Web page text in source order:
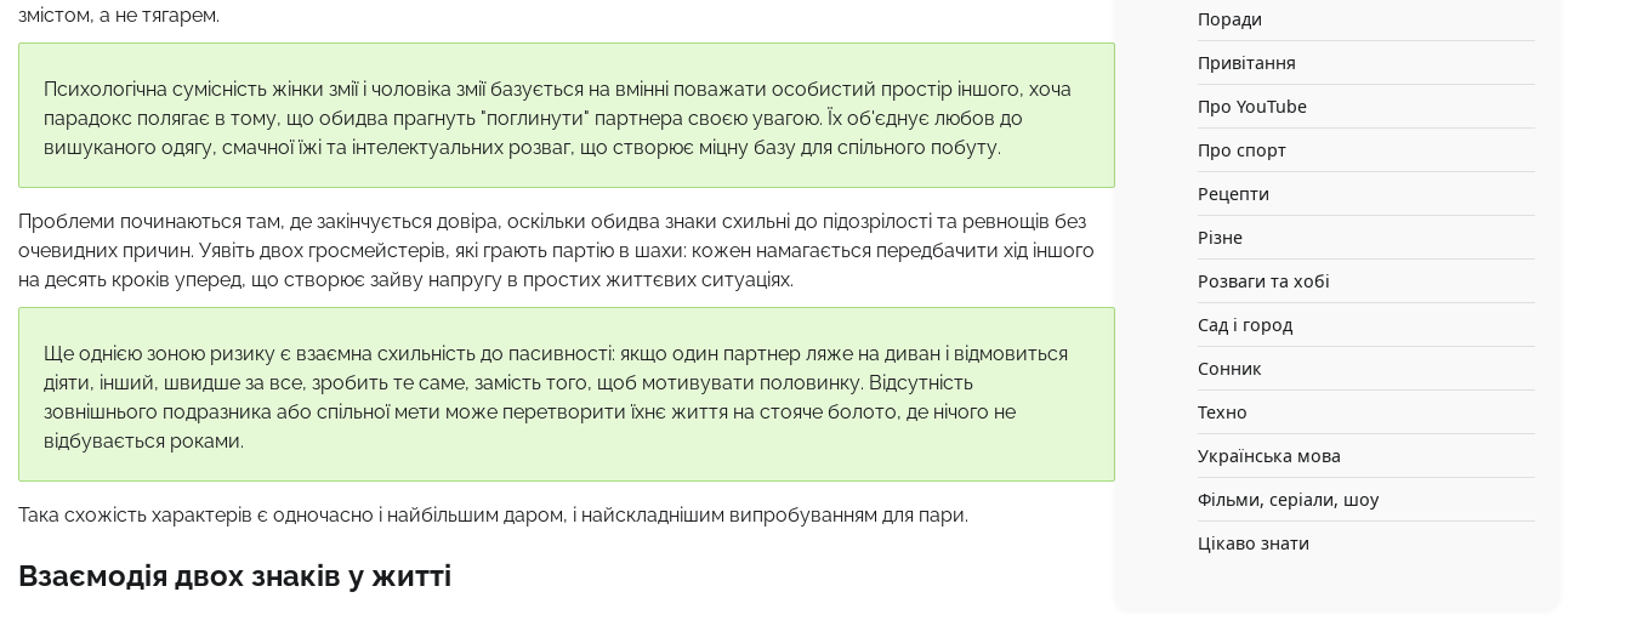
змістом, а не тягарем.
Психологічна сумісність жінки змії і чоловіка змії базується на вмінні поважати особистий простір іншого, хоча
парадокс полягає в тому, що обидва прагнуть "поглинути" партнера своєю увагою. Їх об'єднує любов до
вишуканого одягу, смачної їжі та інтелектуальних розваг, що створює міцну базу для спільного побуту.
Проблеми починаються там, де закінчується довіра, оскільки обидва знаки схильні до підозрілості та ревнощів без
очевидних причин. Уявіть двох гросмейстерів, які грають партію в шахи: кожен намагається передбачити хід іншого
на десять кроків уперед, що створює зайву напругу в простих життєвих ситуаціях.
Ще однією зоною ризику є взаємна схильність до пасивності: якщо один партнер ляже на диван і відмовиться
діяти, інший, швидше за все, зробить те саме, замість того, щоб мотивувати половинку. Відсутність
зовнішнього подразника або спільної мети може перетворити їхнє життя на стояче болото, де нічого не
відбувається роками.
Така схожість характерів є одночасно і найбільшим даром, і найскладнішим випробуванням для пари.
Взаємодія двох знаків у житті
Поради
Привітання
Про YouTube
Про спорт
Рецепти
Різне
Розваги та хобі
Сад і город
Сонник
Техно
Українська мова
Фільми, серіали, шоу
Цікаво знати